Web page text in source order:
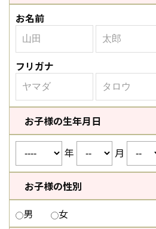
お名前
フリガナ
お子様の生年月日
年 月
お子様の性別
男
女